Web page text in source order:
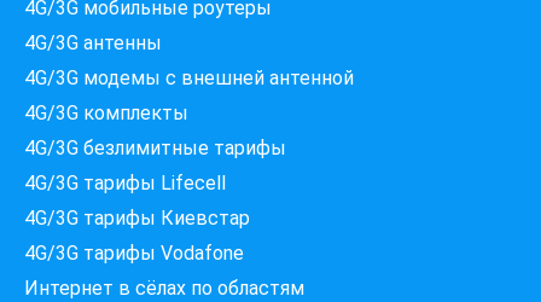
4G/3G мобильные роутеры
4G/3G антенны
4G/3G модемы c внешней антенной
4G/3G комплекты
4G/3G безлимитные тарифы
4G/3G тарифы Lifecell
4G/3G тарифы Киевстар
4G/3G тарифы Vodafone
Интернет в сёлах по областям
Які провайдери працюють
за вашою адресою?
Перевірте доступність інтернету за 30 секунд
375+ провайдерів в базі